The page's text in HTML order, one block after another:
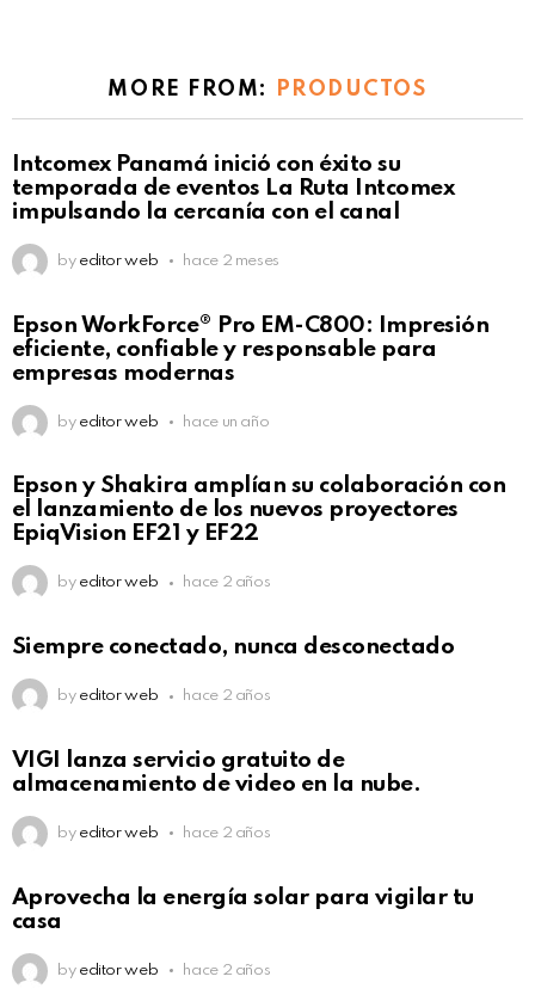
MORE FROM: PRODUCTOS
Intcomex Panamá inició con éxito su
temporada de eventos La Ruta Intcomex
impulsando la cercanía con el canal
by editor web hace 2 meses
Epson WorkForce® Pro EM-C800: Impresión
eficiente, confiable y responsable para
empresas modernas
by editor web hace un año
Epson y Shakira amplían su colaboración con
el lanzamiento de los nuevos proyectores
EpiqVision EF21 y EF22
by editor web hace 2 años
Siempre conectado, nunca desconectado
by editor web hace 2 años
VIGI lanza servicio gratuito de
almacenamiento de video en la nube.
by editor web hace 2 años
Aprovecha la energía solar para vigilar tu
casa
by editor web hace 2 años